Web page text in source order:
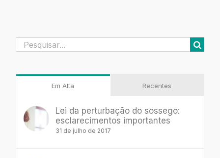
Buscar
Em Alta Recentes
Lei da perturbação do sossego:
esclarecimentos importantes
31 de julho de 2017